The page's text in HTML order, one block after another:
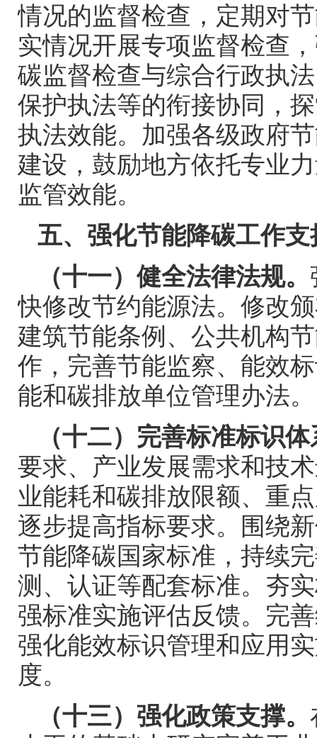
情况的监督检查，定期对
实情况开展专项监督检查
碳监督检查与综合行政执
保护执法等的衔接协同，
执法效能。加强各级政府
建设，鼓励地方依托专业
监管效能。
五、强化节能降碳工作支
（十一）健全法律法规。
快修改节约能源法。修改
建筑节能条例、公共机构
作，完善节能监察、能效
能和碳排放单位管理办法。
（十二）完善标准标识
要求、产业发展需求和技
业能耗和碳排放限额、重
逐步提高指标要求。围绕
节能降碳国家标准，持续
测、认证等配套标准。夯
强标准实施评估反馈。完
强化能效标识管理和应用
度。
（十三）强化政策支撑。